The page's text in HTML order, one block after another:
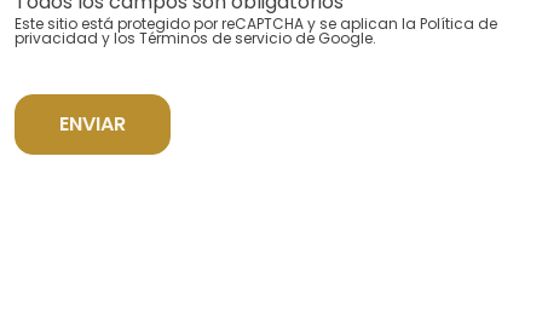
Este sitio está protegido por reCAPTCHA y se aplican la Política de
privacidad y los Términos de servicio de Google.
ENVIAR